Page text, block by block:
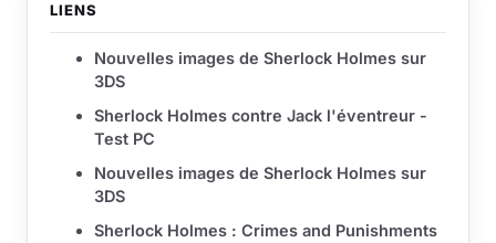
LIENS
Nouvelles images de Sherlock Holmes sur
3DS
Sherlock Holmes contre Jack l'éventreur -
Test PC
Nouvelles images de Sherlock Holmes sur
3DS
Sherlock Holmes : Crimes and Punishments